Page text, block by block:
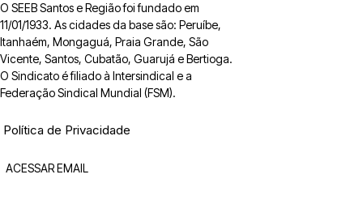
O SEEB Santos e Região foi fundado em
11/01/1933. As cidades da base são: Peruíbe,
Itanhaém, Mongaguá, Praia Grande, São
Vicente, Santos, Cubatão, Guarujá e Bertioga.
O Sindicato é filiado à Intersindical e a
Federação Sindical Mundial (FSM).
Política de Privacidade
ACESSAR EMAIL